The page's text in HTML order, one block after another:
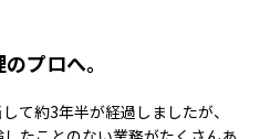
プロへ。
て約3年半が経過しましたが、